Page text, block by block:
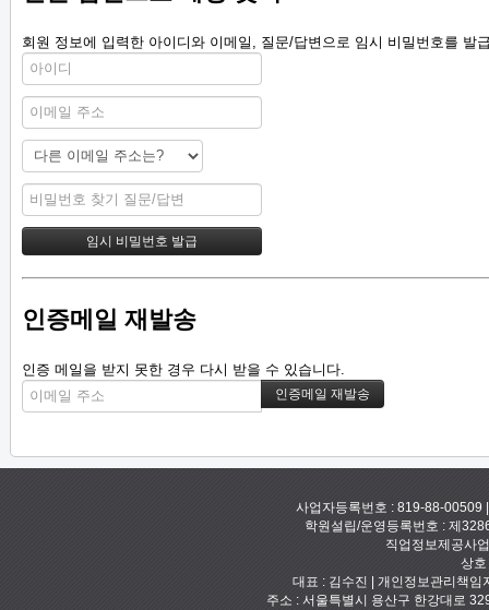
회원 정보에 입력한 아이디와 이메일, 질문/답변으로 임시 비밀번호를 발
인증메일 재발송
인증 메일을 받지 못한 경우 다시 받을 수 있습니다.
사업자등록번호 : 819-88-00509
학원설립/운영등록번호 : 제
직업정보제공사
상
대표 : 김수진 | 개인정보관리책
주소 : 서울특별시 용산구 한강대로